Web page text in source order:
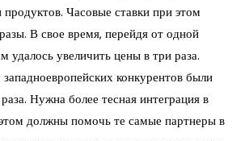
Часовые ставки при этом
В свое время, перейдя от одной
удалось увеличить цены в три раза.
конкурентов были
Нужна более тесная интеграция в
должны помочь те самые партнеры в